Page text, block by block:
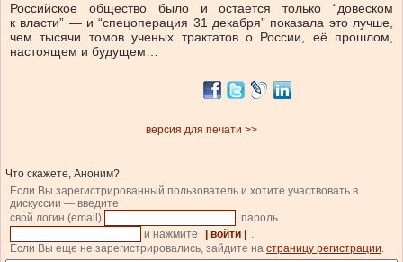
Российское общество было и остается только “довеском
к власти” — и “спецоперация 31 декабря” показала это лучше,
чем тысячи томов ученых трактатов о России, её прошлом,
настоящем и будущем…
версия для печати >>
Что скажете, Аноним?
Если Вы зарегистрированный пользователь и хотите участвовать в
дискуссии — введите
свой логин (email)
, пароль
и нажмите
| войти |
.
Если Вы еще не зарегистрировались, зайдите на страницу регистрации.